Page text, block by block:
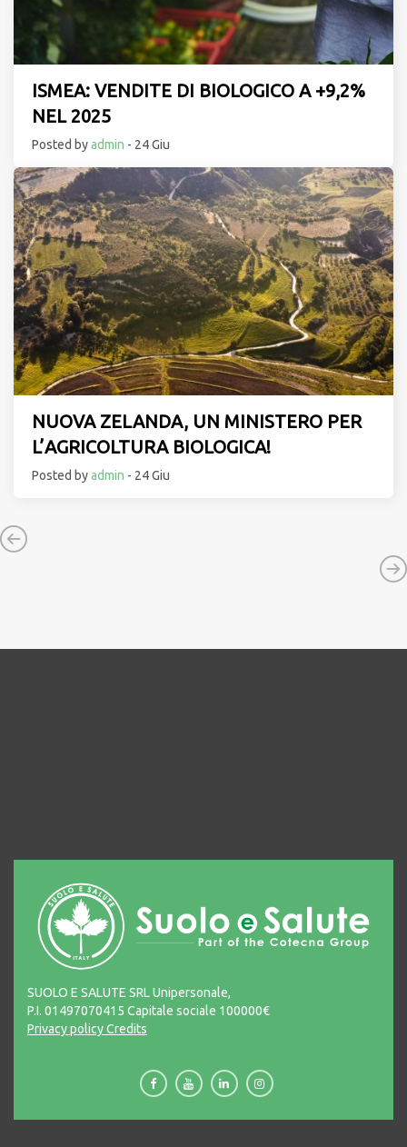
ISMEA: VENDITE DI BIOLOGICO A +9,2%
NEL 2025
Posted byadmin - 24 Giu
NUOVA ZELANDA, UN MINISTERO PER
L’AGRICOLTURA BIOLOGICA!
Posted byadmin - 24 Giu
SUOLO E SALUTE SRL Unipersonale,
P.I. 01497070415 Capitale sociale 100000€
Privacy policyCredits